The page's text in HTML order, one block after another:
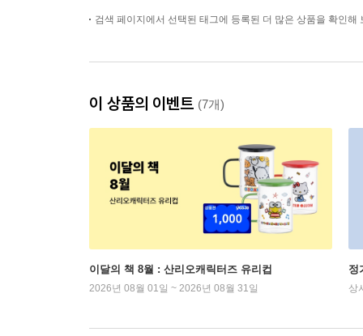
검색 페이지에서 선택된 태그에 등록된 더 많은 상품을 확인해
이 상품의 이벤트 (7개)
이달의 책 8월 : 산리오캐릭터즈 유리컵
2026년 08월 01일 ~ 2026년 08월 31일
정
상